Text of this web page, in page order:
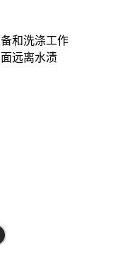
和洗涤工作
远离水渍